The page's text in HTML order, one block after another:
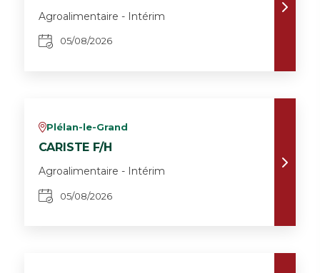
Agroalimentaire - Intérim
05/08/2026
vPlélan-le-Grand
CARISTE F/H
Agroalimentaire - Intérim
05/08/2026